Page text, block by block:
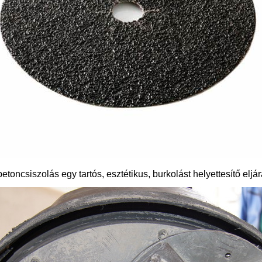
egy tartós, esztétikus, burkolást helyettesítő